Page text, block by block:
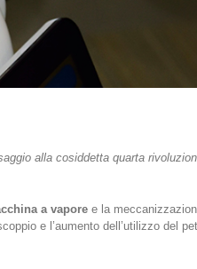
alla cosiddetta quarta
a vapore e la
e l’aumento dell’utilizzo del